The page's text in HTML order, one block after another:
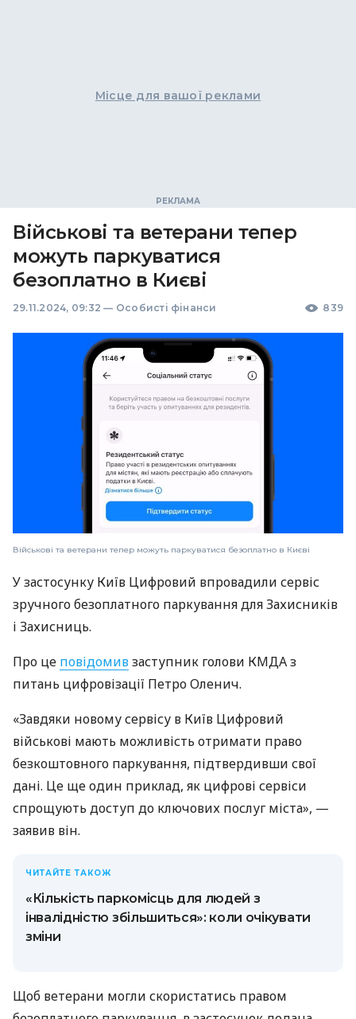
Місце для вашої реклами
Військові та ветерани тепер
можуть паркуватися
безоплатно в Києві
29.11.2024, 09:32 — Особисті фінанси 839
Військові та ветерани тепер можуть паркуватися безоплатно в Києві
У застосунку Київ Цифровий впровадили сервіс
зручного безоплатного паркування для Захисників
і Захисниць.
Про це повідомивзаступник голови КМДА з
питань цифровізації Петро Оленич.
«Завдяки новому сервісу в Київ Цифровий
військові мають можливість отримати право
безкоштовного паркування, підтвердивши свої
дані. Це ще один приклад, як цифрові сервіси
спрощують доступ до ключових послуг міста», —
заявив він.
ЧИТАЙТЕ ТАКОЖ
«Кількість паркомісць для людей з
інвалідністю збільшиться»: коли очікувати
зміни
Щоб ветерани могли скористатись правом